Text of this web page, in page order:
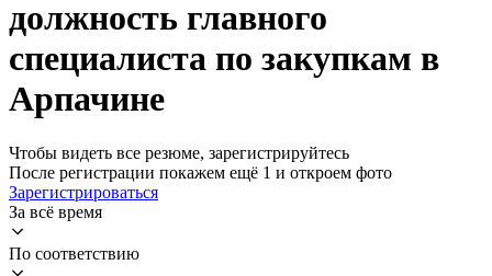
должность главного
специалиста по закупкам в
Арпачине
Чтобы видеть все резюме, зарегистрируйтесь
После регистрации покажем ещё 1 и откроем фото
Зарегистрироваться
За всё время
По соответствию